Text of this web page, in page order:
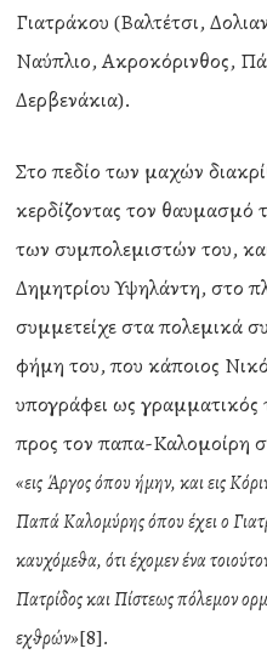
Γιατράκου (Βαλτέτσι,
Ναύπλιο, Ακροκόρινθος,
Δερβενάκια).
Στο πεδίο των μαχών
κερδίζοντας τον
των συμπολεμιστών του,
Δημητρίου Υψηλάντη, στο
συμμετείχε στα πολεμικά
φήμη του, που κάποιος
υπογράφει ως γραμματικός
προς τον παπα-Καλομοίρη
«εις Άργος όπου ήμην, και εις
Παπά Καλομύρης όπου έχει ο
καυχόμεθα, ότι έχομεν ένα
Πατρίδος και Πίστεως πόλεμον
εχθρών»[8].